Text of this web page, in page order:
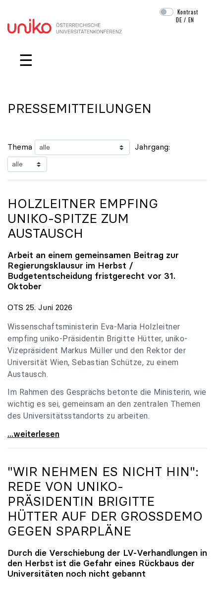
Navigation überspringen
Kontrast
DE /EN
☰
PRESSEMITTEILUNGEN
Thema Jahrgang:
HOLZLEITNER EMPFING
UNIKO-SPITZE ZUM
AUSTAUSCH
Arbeit an einem gemeinsamen Beitrag zur
Regierungsklausur im Herbst /
Budgetentscheidung fristgerecht vor 31.
Oktober
OTS 25. Juni 2026
Wissenschaftsministerin Eva-Maria Holzleitner
empfing uniko-Präsidentin Brigitte Hütter, uniko-
Vizepräsident Markus Müller und den Rektor der
Universität Wien, Sebastian Schütze, zu einem
Austausch.
Im Rahmen des Gesprächs betonte die Ministerin, wie
wichtig es sei, gemeinsam an den zentralen Themen
des Universitätsstandorts zu arbeiten.
Holzleitner empfing uniko-Spitze zum Austausch
...weiterlesen
"WIR NEHMEN ES NICHT HIN":
REDE VON UNIKO-
PRÄSIDENTIN BRIGITTE
HÜTTER AUF DER GROSSDEMO G
EGEN SPARPLÄNE
Durch die Verschiebung der LV-Verhandlungen in
den Herbst ist die Gefahr eines Rückbaus der
Universitäten noch nicht gebannt